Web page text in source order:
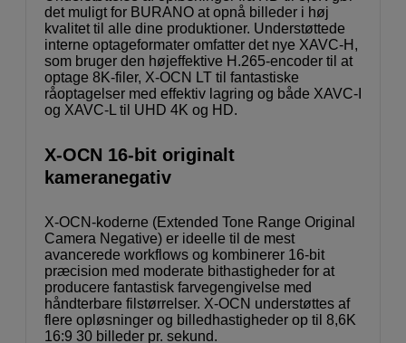
det muligt for BURANO at opnå billeder i høj
kvalitet til alle dine produktioner. Understøttede
interne optageformater omfatter det nye XAVC-H,
som bruger den højeffektive H.265-encoder til at
optage 8K-filer, X-OCN LT til fantastiske
råoptagelser med effektiv lagring og både XAVC-I
og XAVC-L til UHD 4K og HD.
X-OCN 16-bit originalt
kameranegativ
X-OCN-koderne (Extended Tone Range Original
Camera Negative) er ideelle til de mest
avancerede workflows og kombinerer 16-bit
præcision med moderate bithastigheder for at
producere fantastisk farvegengivelse med
håndterbare filstørrelser. X-OCN understøttes af
flere opløsninger og billedhastigheder op til 8,6K
16:9 30 billeder pr. sekund.